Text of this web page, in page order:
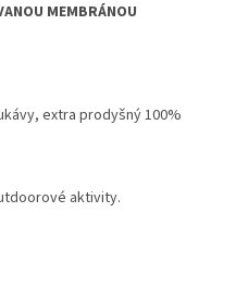
MEMBRÁNOU
extra prodyšný 100%
aktivity.